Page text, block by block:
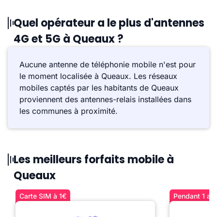
Quel opérateur a le plus d'antennes
4G et 5G à Queaux ?
Aucune antenne de téléphonie mobile n'est pour
le moment localisée à Queaux. Les réseaux
mobiles captés par les habitants de Queaux
proviennent des antennes-relais installées dans
les communes à proximité.
Les meilleurs forfaits mobile à
Queaux
Carte SIM à 1€ Pendant 1